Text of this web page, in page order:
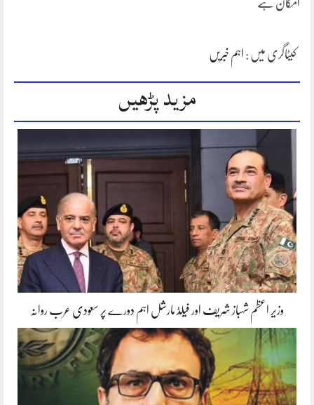
امکان ہے
کیٹاگری میں : اہم خبریں
مزید پڑھیں
وزیر اعظم شہباز شریف اور فیلڈ مارشل اہم دورے پر سعودی عرب روانہ